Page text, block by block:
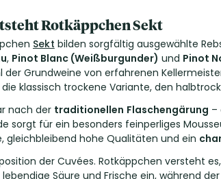
Rotkäppchen Sekt
Sekt bilden sorgfältig ausgewählte
, Pinot Blanc (Weißburgunder) und Pinot
Grundweine von erfahrenen
klassisch trockene Variante, den
nach der traditionellen Flaschengärung –
sorgt für ein besonders feinperliges
gleichbleibend hohe Qualitäten und ein
der Cuvées. Rotkäppchen versteht
Säure und Frische ein, während